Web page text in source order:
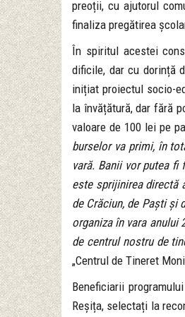
preoții, cu ajutorul
finaliza pregătirea
În spiritul acestei
dificile, dar cu dorință
inițiat proiectul socio-
la învățătură, dar fără
valoare de 100 lei pe
burselor va primi, în
vară. Banii vor putea
este sprijinirea directă
de Crăciun, de Paști și
organiza în vara anului
de centrul nostru de
„Centrul de Tineret
Beneficiarii
Reșița, selectați la